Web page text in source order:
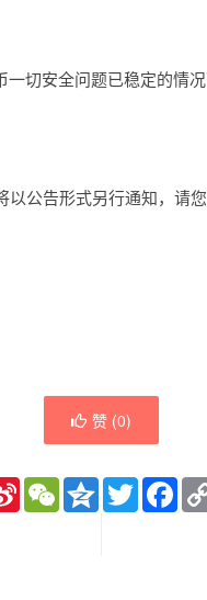
切安全问题已稳定的情
公告形式另行通知，请
赞 (0)
Sina
Weibo
WeChatQzoneTwitter